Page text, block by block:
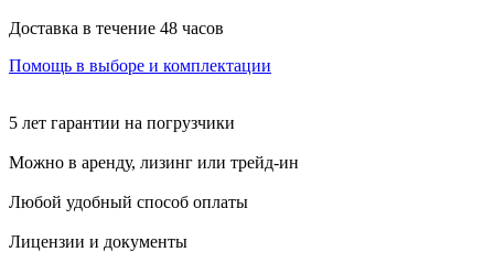
Доставка в течение 48 часов
Помощь в выборе и комплектации
5 лет гарантии на погрузчики
Можно в аренду, лизинг или трейд-ин
Любой удобный способ оплаты
Лицензии и документы